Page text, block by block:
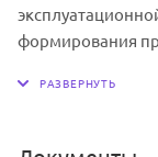
формирования
комфортно
площадях и